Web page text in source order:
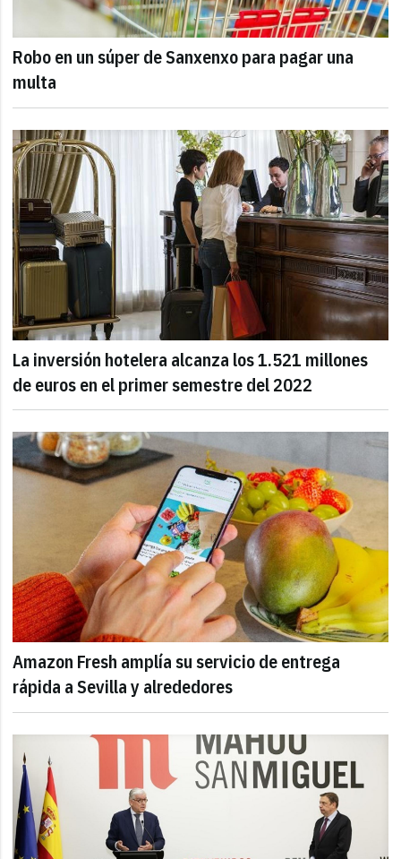
Robo en un súper de Sanxenxo para pagar una
multa
La inversión hotelera alcanza los 1.521 millones
de euros en el primer semestre del 2022
Amazon Fresh amplía su servicio de entrega
rápida a Sevilla y alrededores